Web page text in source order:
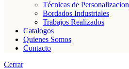
Técnicas de Personalizacion
Bordados Industriales
Trabajos Realizados
Catalogos
Quienes Somos
Contacto
Cerrar